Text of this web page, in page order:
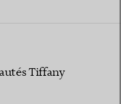
Tiffany